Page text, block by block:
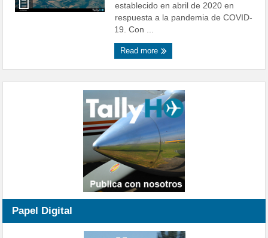
establecido en abril de 2020 en
respuesta a la pandemia de COVID-
19. Con ...
Read more
Papel Digital